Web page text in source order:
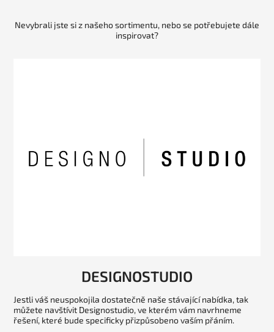
Nevybrali jste si z našeho sortimentu, nebo se potřebujete dále
inspirovat?
DESIGNOSTUDIO
Jestli váš neuspokojila dostatečně naše stávající nabídka, tak
můžete navštívit Designostudio, ve kterém vám navrhneme
řešení, které bude specificky přizpůsobeno vaším přáním.